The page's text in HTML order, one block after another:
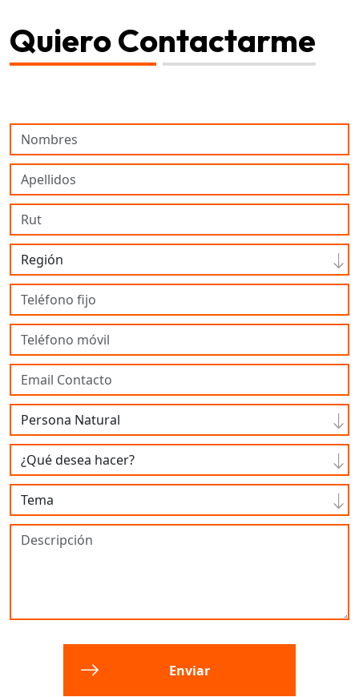
Quiero Contactarme